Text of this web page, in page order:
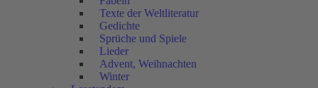
Texte der Weltliteratur
Gedichte
Sprüche und Spiele
Lieder
Advent, Weihnachten
Winter